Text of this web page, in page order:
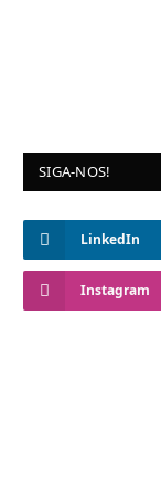
SIGA-NOS!
LinkedIn
Instagram